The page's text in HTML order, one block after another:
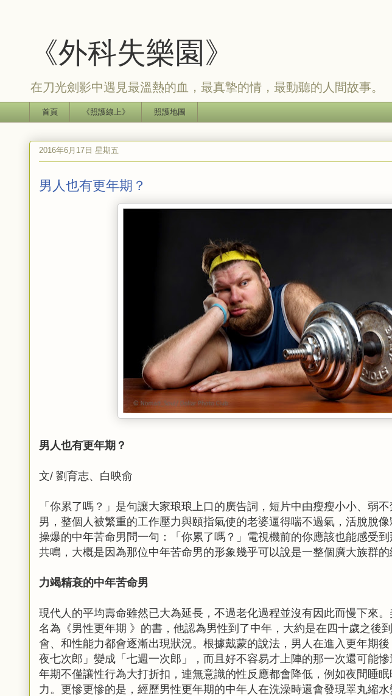
《外科失樂園》
在刀光劍影中遇見最溫熱的血，最真摯的情，最動聽的人間故事。
首頁 《照護線上》 照護地圖
2016年6月17日 星期五
男人也有更年期？
男人也有更年期？
文/ 劉育志、白映俞
「你累了嗎？」是句讓大家琅琅上口的廣告詞，短片中由瘦瘦小小、弱
男，整個人被繁重的工作壓力與頤指氣使的老婆逼得喘不過氣，活脫脫
操爆的中年苦命男問一句：「你累了嗎？」電視機前的你應該也能感受
共鳴，大概是因為那位中年苦命男的形象幾乎可以說是一整個廣大族群的
力竭精衰的中年苦命男
現代人的平均壽命雖然已大為延長，不過老化過程並沒有因此而慢下來
名為《男性更年期 》的書，他認為男性到了中年，大約是在四十歲之後
會、和性能力都會逐漸出現狀況。根據戴蒙的說法，男人在進入更年期
夜七次郎」變成「七週一次郎」，而且好不容易才上陣的那一次還可能
年期不僅讓性行為大打折扣，連無意識的性反應都會降低，例如夜間睡
力。更慘更慘的是，經歷男性更年期的中年人在洗澡時還會發現睪丸縮水